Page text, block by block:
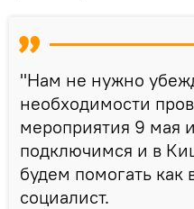
"Нам не нужно
необходимости
мероприятия 9 мая
подключимся и в
будем помогать как
социалист.